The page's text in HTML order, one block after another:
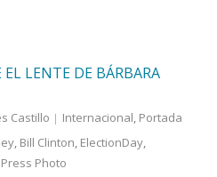
LENTE DE BÁRBARA
Castillo Internacional, Portada
, Bill Clinton, ElectionDay,
Photo